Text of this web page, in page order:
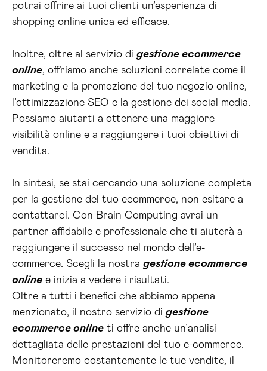
potrai offrire ai tuoi clienti un’esperienza di
shopping online unica ed efficace.
Inoltre, oltre al servizio di gestione ecommerce
online, offriamo anche soluzioni correlate come il
marketing e la promozione del tuo negozio online,
l’ottimizzazione SEO e la gestione dei social media.
Possiamo aiutarti a ottenere una maggiore
visibilità online e a raggiungere i tuoi obiettivi di
vendita.
In sintesi, se stai cercando una soluzione completa
per la gestione del tuo ecommerce, non esitare a
contattarci. Con Brain Computing avrai un
partner affidabile e professionale che ti aiuterà a
raggiungere il successo nel mondo dell’e-
commerce. Scegli la nostra gestione ecommerce
online e inizia a vedere i risultati.
Oltre a tutti i benefici che abbiamo appena
menzionato, il nostro servizio di gestione
ecommerce online ti offre anche un’analisi
dettagliata delle prestazioni del tuo e-commerce.
Monitoreremo costantemente le tue vendite, il